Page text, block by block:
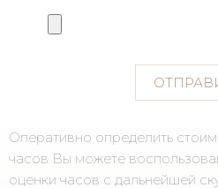
Оперативно определить
часов Вы можете
оценки часов с дальнейшей